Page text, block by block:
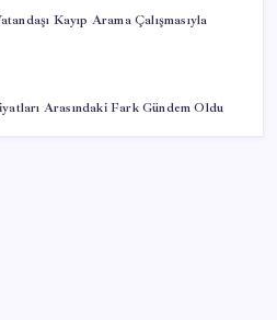
Kayıp Arama Çalışmasıyla
Arasındaki Fark Gündem Oldu